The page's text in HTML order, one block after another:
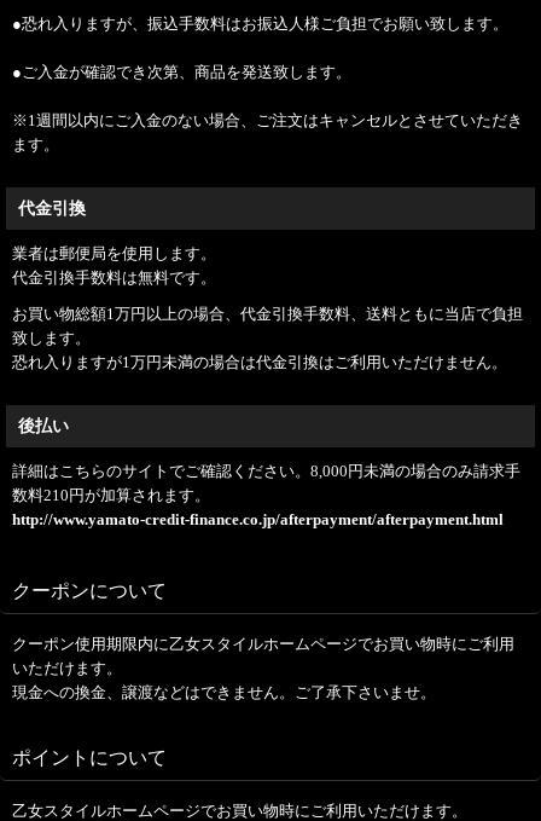
●恐れ入りますが、振込手数料はお振込人様ご負担でお願い致します。
●ご入金が確認でき次第、商品を発送致します。
※1週間以内にご入金のない場合、ご注文はキャンセルとさせていただき
ます。
代金引換
業者は郵便局を使用します。
代金引換手数料は無料です。
お買い物総額1万円以上の場合、代金引換手数料、送料ともに当店で負担
致します。
恐れ入りますが1万円未満の場合は代金引換はご利用いただけません。
後払い
詳細はこちらのサイトでご確認ください。8,000円未満の場合のみ請求手
数料210円が加算されます。
http://www.yamato-credit-finance.co.jp/afterpayment/afterpayment.html
クーポンについて
クーポン使用期限内に乙女スタイルホームページでお買い物時にご利用
いただけます。
現金への換金、譲渡などはできません。ご了承下さいませ。
ポイントについて
乙女スタイルホームページでお買い物時にご利用いただけます。